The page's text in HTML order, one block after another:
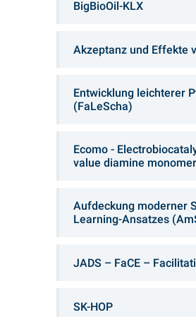
BigBioOil-KLX
Akzeptanz und Effekte
Entwicklung leichterer
(FaLeScha)
Ecomo -
value diamine
Aufdeckung moderner
Learning-Ansatzes
JADS – FaCE –
SK-HOP